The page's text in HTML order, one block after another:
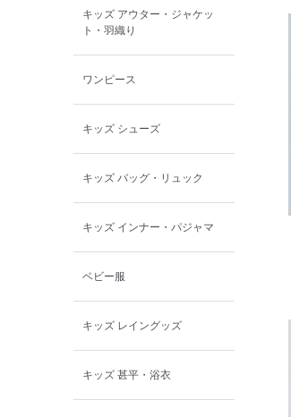
ICE RING
キッズ アウター・ジャケッ
ト・羽織り
ワンピース
キッズ シューズ
キッズ バッグ・リュック
キッズ インナー・パジャマ
ベビー服
キッズ レイングッズ
キッズ 甚平・浴衣